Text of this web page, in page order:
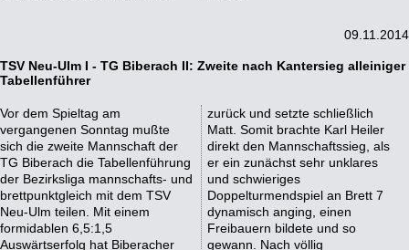
09.11.2014
TSV Neu-Ulm I - TG Biberach II: Zweite nach Kantersieg alleiniger
Tabellenführer
Vor dem Spieltag am
vergangenen Sonntag mußte
sich die zweite Mannschaft der
TG Biberach die Tabellenführung
der Bezirksliga mannschafts- und
brettpunktgleich mit dem TSV
Neu-Ulm teilen. Mit einem
formidablen 6,5:1,5
Auswärtserfolg hat Biberacher
zurück und setzte schließlich
Matt. Somit brachte Karl Heiler
direkt den Mannschaftssieg, als
er ein zunächst sehr unklares
und schwieriges
Doppelturmendspiel an Brett 7
dynamisch anging, einen
Freibauern bildete und so
gewann. Nach völlig